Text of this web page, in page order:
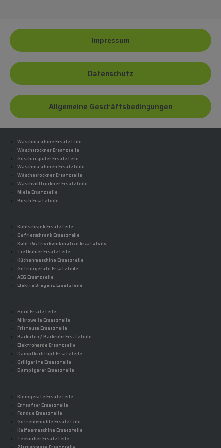
Impressum
Datenschutz
Allgemeine Geschäftsbedingungen
Waschmaschine Ersatzteile
Waschtrockner Ersatzteile
Geschirrspüler Ersatzteile
Waschmaschinen Ersatzteile
Wäschetrockner Ersatzteile
Waschvolltrockner Ersatzteile
Miele Ersatzteile
Bosch Ersatzteile
Kühlschrank Ersatzteile
Gefrierschrank Ersatzteile
Kühl-/Gefrierkombination Ersatzteile
Tiefkühler Ersatzteile
Küchenmaschine Ersatzteile
Gefriergeräte Ersatzteile
AEG Ersatzteile
Elektra Bregenz Ersatzteile
Herd Ersatzteile
Mikrowelle Ersatzteile
Fritteuse Ersatzteile
Backofen / Backrohr Ersatzteile
Elektroherde Ersatzteile
Dampfkochtopf Ersatzteile
Grillgeräte Ersatzteile
Dampfgarer Ersatzteile
Kleingeräte Ersatzteile
Entsafter Ersatzteile
Fondue Ersatzteile
Getreidemühle Ersatzteile
Kaffeemaschine Ersatzteile
Teekocher Ersatzteile